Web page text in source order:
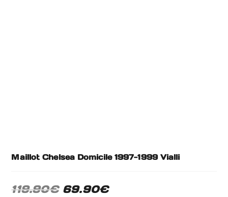
Maillot Chelsea Domicile 1997-1999 Vialli
119.90€ 69.90€